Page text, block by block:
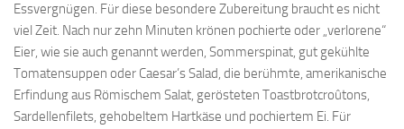
Essvergnügen. Für diese besondere Zubereitung braucht es nicht
viel Zeit. Nach nur zehn Minuten krönen pochierte oder „verlorene“
Eier, wie sie auch genannt werden, Sommerspinat, gut gekühlte
Tomatensuppen oder Caesar’s Salad, die berühmte, amerikanische
Erfindung aus Römischem Salat, gerösteten Toastbrotcroûtons,
Sardellenfilets, gehobeltem Hartkäse und pochiertem Ei. Für